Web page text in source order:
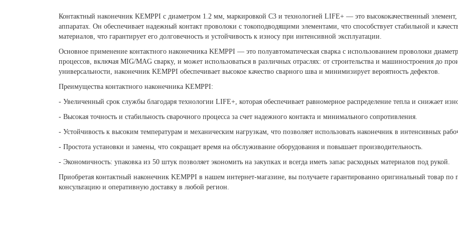
Контактный наконечник KEMPPI с диаметром 1.2 мм, маркировкой C3 и технологией LIFE+ — это высококачественный
аппаратах. Он обеспечивает надежный контакт проволоки с токоподводящими элементами, что способствует стабильной и
материалов, что гарантирует его долговечность и устойчивость к износу при интенсивной эксплуатации.
Основное применение контактного наконечника KEMPPI — это полуавтоматическая сварка с использованием проволоки
процессов, включая MIG/MAG сварку, и может использоваться в различных отраслях: от строительства и машиностроения до
универсальности, наконечник KEMPPI обеспечивает высокое качество сварного шва и минимизирует вероятность дефектов.
Преимущества контактного наконечника KEMPPI:
- Увеличенный срок службы благодаря технологии LIFE+, которая обеспечивает равномерное распределение тепла и снижает
- Высокая точность и стабильность сварочного процесса за счет надежного контакта и минимального сопротивления.
- Устойчивость к высоким температурам и механическим нагрузкам, что позволяет использовать наконечник в интенсивных
- Простота установки и замены, что сокращает время на обслуживание оборудования и повышает производительность.
- Экономичность: упаковка из 50 штук позволяет экономить на закупках и всегда иметь запас расходных материалов под рукой.
Приобретая контактный наконечник KEMPPI в нашем интернет-магазине, вы получаете гарантированно оригинальный товар по
консультацию и оперативную доставку в любой регион.